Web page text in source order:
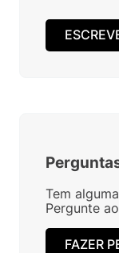
Tem
Pergunte
FAZER